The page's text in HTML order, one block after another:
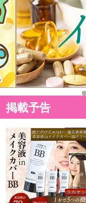
休業日
■その他共通および
さい）
掲載予告